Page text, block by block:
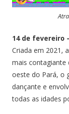
14 de fevereiro
Criada em 2021,
mais contagiante
oeste do Pará, o
dançante e
todas as idades